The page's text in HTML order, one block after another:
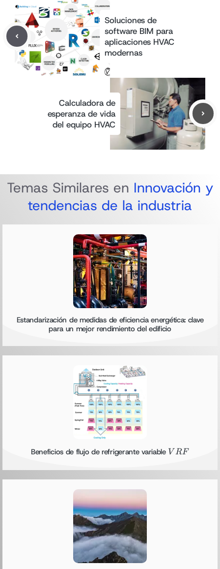
Soluciones de
software BIM para
aplicaciones HVAC
modernas
Calculadora de
esperanza de vida
del equipo HVAC
Temas Similares en Innovación y
tendencias de la industria
Estandarización de medidas de eficiencia energética: clave
para un mejor rendimiento del edificio
Beneficios de flujo de refrigerante variable VRF
V RF